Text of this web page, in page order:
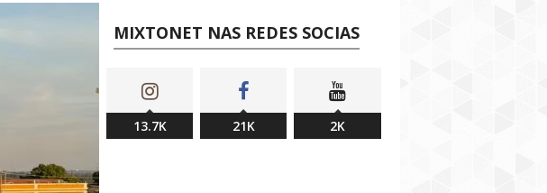
MIXTONET NAS REDES SOCIAS
13.7K 21K 2K